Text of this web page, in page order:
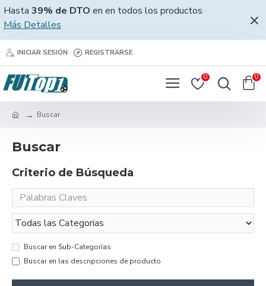
Hasta 39% de DTO en en todos los productos
Más Detalles
INICIAR SESIÓN REGISTRARSE
0 0
Buscar
Buscar
Criterio de Búsqueda
Buscar en Sub-Categorías
Buscar en las descripciones de producto